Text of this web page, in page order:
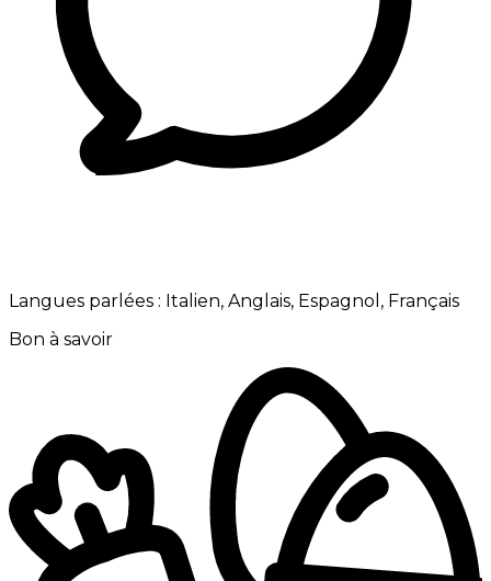
Langues parlées : Italien, Anglais, Espagnol, Français
Bon à savoir